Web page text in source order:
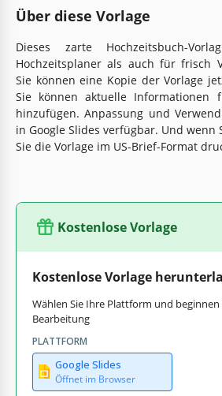
Über diese Vorlage
Dieses zarte Hochzeitsbuch-
Hochzeitsplaner als auch für frisch
Sie können eine Kopie der Vorlage
Sie können aktuelle Informationen
hinzufügen. Anpassung und
in Google Slides verfügbar. Und wenn
Sie die Vorlage im US-Brief-Format
Kostenlose Vorlage
Kostenlose Vorlage
Wählen Sie Ihre Plattform und
Bearbeitung
PLATTFORM
Google Slides
Öffnet im Browser